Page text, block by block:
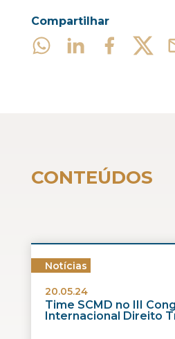
Compartilhar
CONTEÚDOS
Notícias
20.05.24
Time SCMD no III
Internacional Direito